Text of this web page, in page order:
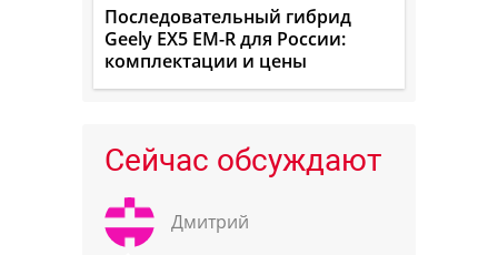
Последовательный гибрид
Geely EX5 EM-R для России:
комплектации и цены
Сейчас обсуждают
Дмитрий